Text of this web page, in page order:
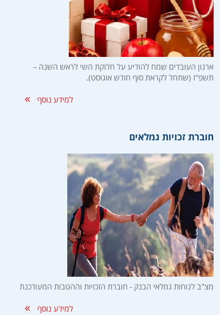
ארגון העובדים שמח להודיע על חלוקת השי לראש השנה –
תשפ"ז (שתחל לקראת סוף חודש אוגוסט).
למידע נוסף
חוברת זכויות גמלאים
מצ"ב לנוחות גמלאי הבנק - חוברת הזכויות וההטבות המעודכנת
למידע נוסף